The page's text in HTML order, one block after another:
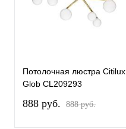
Потолочная люстра Citilux
Glob CL209293
888 pуб. 888 pуб.